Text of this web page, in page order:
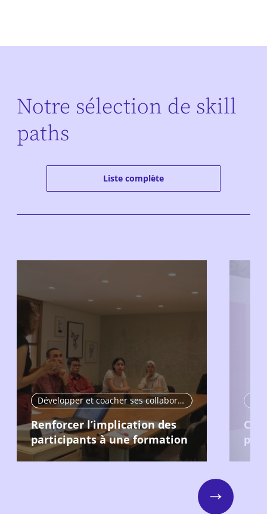
Notre sélection de skill
paths
Liste complète
Développer et coacher ses collaborateurs
Renforcer l’implication des
participants à une formation
Next